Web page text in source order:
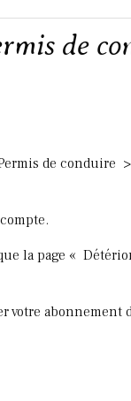
de
de conduire
la page «
votre abonnement